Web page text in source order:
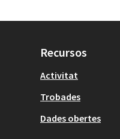
Recursos
Activitat
Trobades
Dades obertes